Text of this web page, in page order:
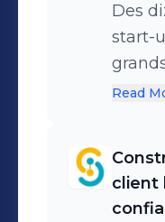
Des
start-
Read
client